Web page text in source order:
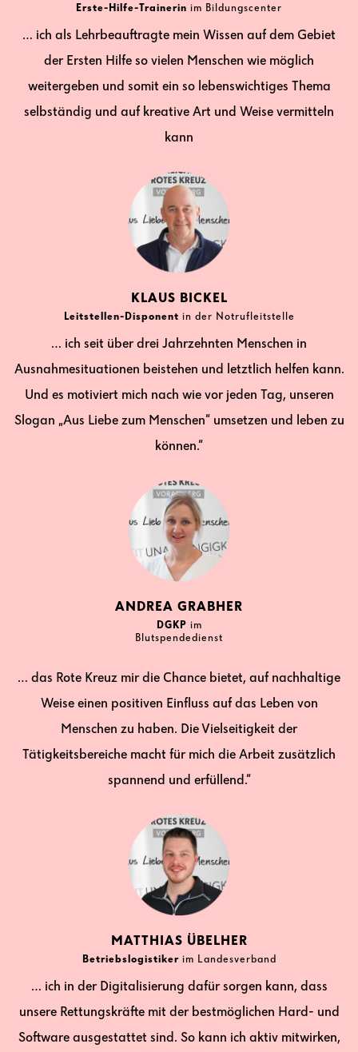
Erste-Hilfe-Trainerin im Bildungscenter
… ich als Lehrbeauftragte mein Wissen auf dem Gebiet
der Ersten Hilfe so vielen Menschen wie möglich
weitergeben und somit ein so lebenswichtiges Thema
selbständig und auf kreative Art und Weise vermitteln
kann
KLAUS BICKEL
Leitstellen-Disponent in der Notrufleitstelle
… ich seit über drei Jahrzehnten Menschen in
Ausnahmesituationen beistehen und letztlich helfen kann.
Und es motiviert mich nach wie vor jeden Tag, unseren
Slogan „Aus Liebe zum Menschen“ umsetzen und leben zu
können.“
ANDREA GRABHER
DGKP im
Blutspendedienst
… das Rote Kreuz mir die Chance bietet, auf nachhaltige
Weise einen positiven Einfluss auf das Leben von
Menschen zu haben. Die Vielseitigkeit der
Tätigkeitsbereiche macht für mich die Arbeit zusätzlich
spannend und erfüllend.“
MATTHIAS ÜBELHER
Betriebslogistiker im Landesverband
… ich in der Digitalisierung dafür sorgen kann, dass
unsere Rettungskräfte mit der bestmöglichen Hard- und
Software ausgestattet sind. So kann ich aktiv mitwirken,